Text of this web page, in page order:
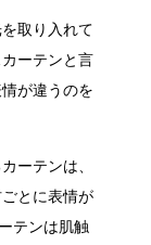
取り入れて
ーテンと言
が違うのを
ーテンは、
とに表情が
テンは肌触